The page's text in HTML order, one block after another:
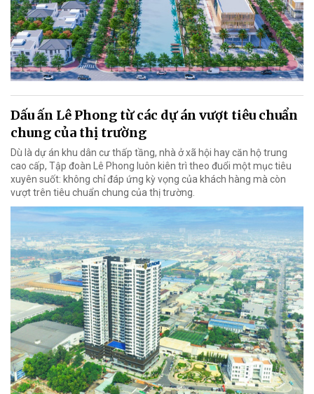
Dấu ấn Lê Phong từ các dự án vượt tiêu chuẩn
chung của thị trường
Dù là dự án khu dân cư thấp tầng, nhà ở xã hội hay căn hộ trung
cao cấp, Tập đoàn Lê Phong luôn kiên trì theo đuổi một mục tiêu
xuyên suốt: không chỉ đáp ứng kỳ vọng của khách hàng mà còn
vượt trên tiêu chuẩn chung của thị trường.